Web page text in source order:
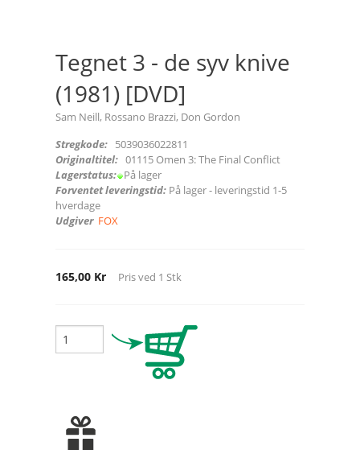
Tegnet 3 - de syv knive
(1981) [DVD]
Sam Neill, Rossano Brazzi, Don Gordon
Stregkode: 5039036022811
Originaltitel: 01115 Omen 3: The Final Conflict
Lagerstatus: På lager
Forventet leveringstid: På lager - leveringstid 1-5
hverdage
Udgiver FOX
165,00 Kr Pris ved 1 Stk